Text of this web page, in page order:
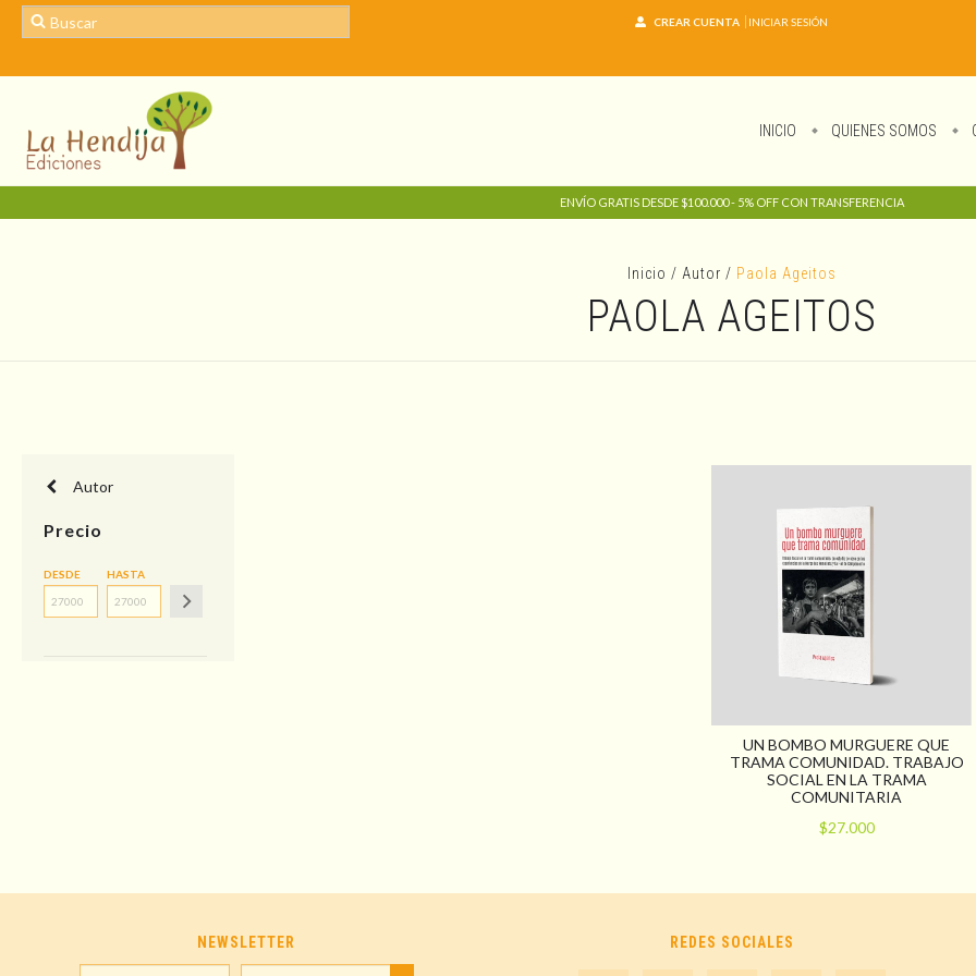
CREAR CUENTA INICIAR SESIÓN
INICIO QUIENES SOMOS
ENVÍO GRATIS DESDE $100.000 - 5% OFF CON TRANSFERENCIA
Inicio / Autor / Paola Ageitos
PAOLA AGEITOS
Autor
Precio
DESDE HASTA
UN BOMBO MURGUERE QUE
TRAMA COMUNIDAD. TRABAJO
SOCIAL EN LA TRAMA
COMUNITARIA
$27.000
NEWSLETTER REDES SOCIALES